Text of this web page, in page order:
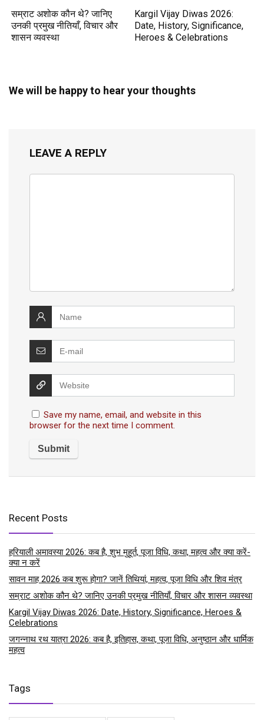
सम्राट अशोक कौन थे? जानिए
उनकी प्रमुख नीतियाँ, विचार और
शासन व्यवस्था
Kargil Vijay Diwas 2026:
Date, History, Significance,
Heroes & Celebrations
We will be happy to hear your thoughts
LEAVE A REPLY
Save my name, email, and website in this
browser for the next time I comment.
Recent Posts
हरियाली अमावस्या 2026: कब है, शुभ मुहूर्त, पूजा विधि, कथा, महत्व और क्या करें-
क्या न करें
सावन माह 2026 कब शुरू होगा? जानें तिथियां, महत्व, पूजा विधि और शिव मंत्र
सम्राट अशोक कौन थे? जानिए उनकी प्रमुख नीतियाँ, विचार और शासन व्यवस्था
Kargil Vijay Diwas 2026: Date, History, Significance, Heroes &
Celebrations
जगन्नाथ रथ यात्रा 2026: कब है, इतिहास, कथा, पूजा विधि, अनुष्ठान और धार्मिक
महत्व
Tags